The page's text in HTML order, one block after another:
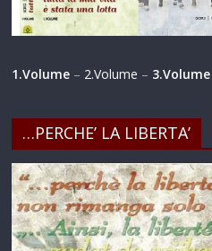
1.Volume – 2.Volume – 3.Volume
…PERCHE’ LA LIBERTA’